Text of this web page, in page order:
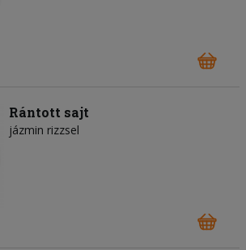
Rántott sajt
jázmin rizzsel